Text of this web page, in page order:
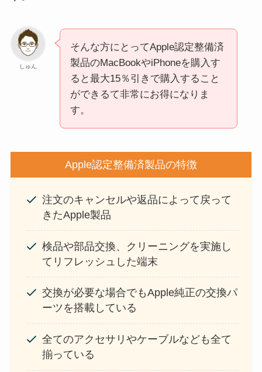
しゅん
そんな方にとってApple認定整備済
製品のMacBookやiPhoneを購入す
ると最大15％引きで購入すること
ができるて非常にお得になりま
す。
Apple認定整備済製品の特徴
注文のキャンセルや返品によって戻って
きたApple製品
検品や部品交換、クリーニングを実施し
てリフレッシュした端末
交換が必要な場合でもApple純正の交換パ
ーツを搭載している
全てのアクセサリやケーブルなども全て
揃っている